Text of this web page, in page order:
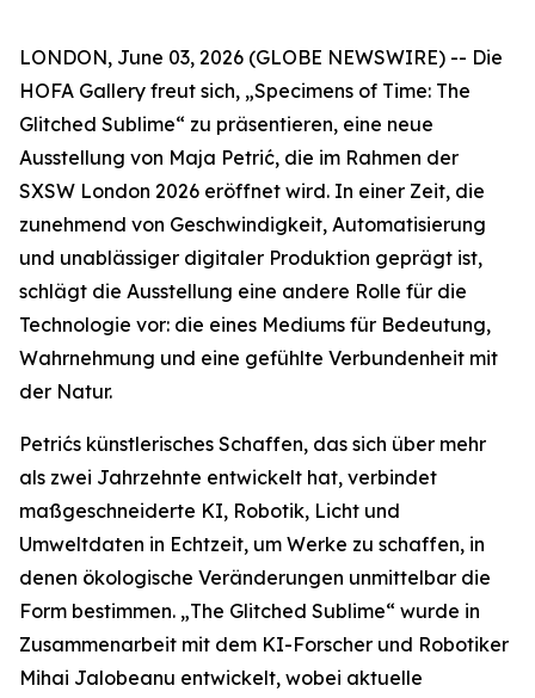
LONDON, June 03, 2026 (GLOBE NEWSWIRE) -- Die
HOFA Gallery freut sich, „Specimens of Time: The
Glitched Sublime“ zu präsentieren, eine neue
Ausstellung von Maja Petrić, die im Rahmen der
SXSW London 2026 eröffnet wird. In einer Zeit, die
zunehmend von Geschwindigkeit, Automatisierung
und unablässiger digitaler Produktion geprägt ist,
schlägt die Ausstellung eine andere Rolle für die
Technologie vor: die eines Mediums für Bedeutung,
Wahrnehmung und eine gefühlte Verbundenheit mit
der Natur.
Petrićs künstlerisches Schaffen, das sich über mehr
als zwei Jahrzehnte entwickelt hat, verbindet
maßgeschneiderte KI, Robotik, Licht und
Umweltdaten in Echtzeit, um Werke zu schaffen, in
denen ökologische Veränderungen unmittelbar die
Form bestimmen. „The Glitched Sublime“ wurde in
Zusammenarbeit mit dem KI-Forscher und Robotiker
Mihai Jalobeanu entwickelt, wobei aktuelle